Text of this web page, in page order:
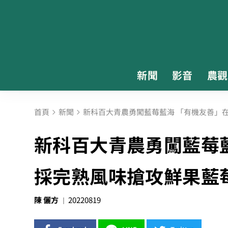
新聞 影音 農
首頁 新聞 新科百大青農勇闖藍莓藍海 「有機友善
新科百大青農勇闖藍
採完熟風味搶攻鮮果
陳 儷方 20220819